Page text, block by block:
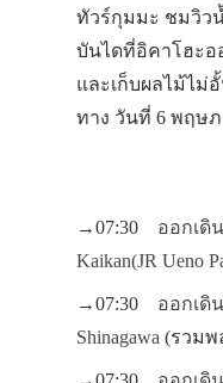
ทัวร์กุมมะ ชมวิว
บันไดที่อิคาโฮะอ
และเก็บผลไม้ไม่
ทาง วันที่ 6 พฤษภ
→07:30 ออกเดิ
Kaikan(JR Ueno
→07:30 ออกเดิ
Shinagawa (รวมพ